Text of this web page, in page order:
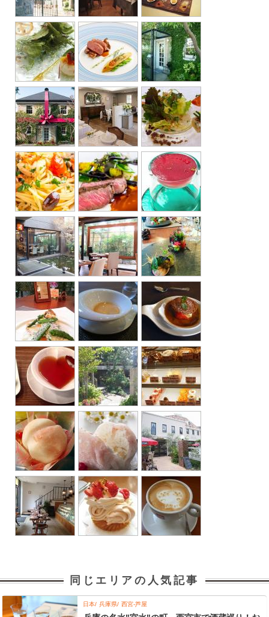
同じエリアの人気記事
日本 兵庫県 西宮-芦屋